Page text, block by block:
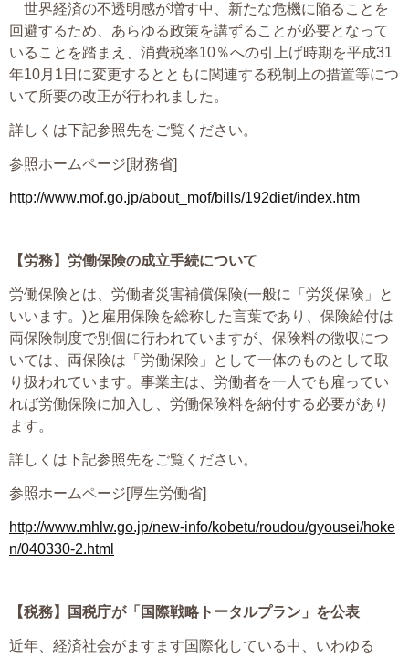
世界経済の不透明感が増す中、新たな危機に陥ることを
回避するため、あらゆる政策を講ずることが必要となって
いることを踏まえ、消費税率10％への引上げ時期を平成31
年10月1日に変更するとともに関連する税制上の措置等につ
いて所要の改正が行われました。
詳しくは下記参照先をご覧ください。
参照ホームページ[財務省]
http://www.mof.go.jp/about_mof/bills/192diet/index.htm
【労務】 労働保険の成立手続について
労働保険とは、労働者災害補償保険(一般に「労災保険」と
いいます。)と雇用保険を総称した言葉であり、保険給付は
両保険制度で別個に行われていますが、保険料の徴収につ
いては、両保険は「労働保険」として一体のものとして取
り扱われています。事業主は、労働者を一人でも雇ってい
れば労働保険に加入し、労働保険料を納付する必要があり
ます。
詳しくは下記参照先をご覧ください。
参照ホームページ[厚生労働省]
http://www.mhlw.go.jp/new-info/kobetu/roudou/gyousei/hoke
n/040330-2.html
【税務】 国税庁が「国際戦略トータルプラン」を公表
近年、経済社会がますます国際化している中、いわゆる